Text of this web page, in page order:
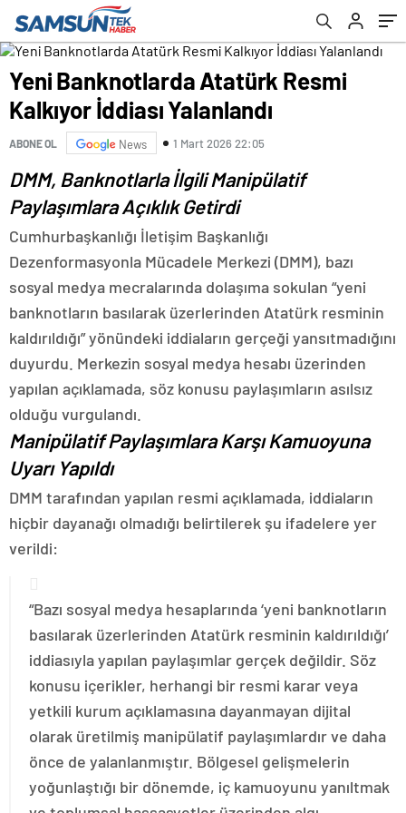
Yeni Banknotlarda Atatürk Resmi
Kalkıyor İddiası Yalanlandı
ABONE OL News 1 Mart 2026 22:05
DMM, Banknotlarla İlgili Manipülatif
Paylaşımlara Açıklık Getirdi
Cumhurbaşkanlığı İletişim Başkanlığı
Dezenformasyonla Mücadele Merkezi (DMM), bazı
sosyal medya mecralarında dolaşıma sokulan “yeni
banknotların basılarak üzerlerinden Atatürk resminin
kaldırıldığı” yönündeki iddiaların gerçeği yansıtmadığını
duyurdu. Merkezin sosyal medya hesabı üzerinden
yapılan açıklamada, söz konusu paylaşımların asılsız
olduğu vurgulandı.
Manipülatif Paylaşımlara Karşı Kamuoyuna
Uyarı Yapıldı
DMM tarafından yapılan resmi açıklamada, iddiaların
hiçbir dayanağı olmadığı belirtilerek şu ifadelere yer
verildi:
“Bazı sosyal medya hesaplarında ‘yeni banknotların
basılarak üzerlerinden Atatürk resminin kaldırıldığı’
iddiasıyla yapılan paylaşımlar gerçek değildir. Söz
konusu içerikler, herhangi bir resmi karar veya
yetkili kurum açıklamasına dayanmayan dijital
olarak üretilmiş manipülatif paylaşımlardır ve daha
önce de yalanlanmıştır. Bölgesel gelişmelerin
yoğunlaştığı bir dönemde, iç kamuoyunu yanıltmak